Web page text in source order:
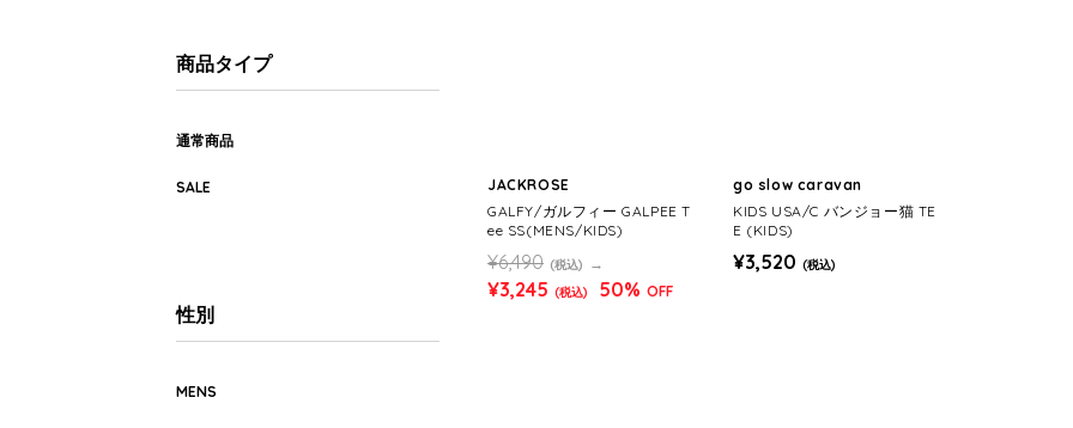
JACKROSE
GALFY/ガルフィー GALPEE T
ee SS(MENS/KIDS)
¥6,490 (税込)
¥3,245 (税込) 50% OFF
go slow caravan
KIDS USA/C バンジョー猫 TE
E (KIDS)
¥3,520 (税込)
商品タイプ
通常商品
SALE
性別
MENS